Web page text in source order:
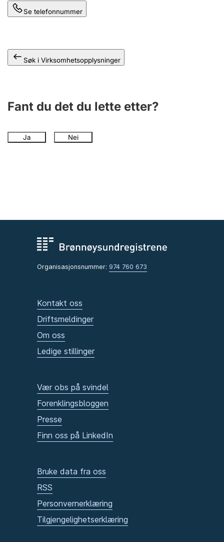
Se telefonnummer
Søk i Virksomhetsopplysninger
Fant du det du lette etter?
Ja Nei
Organisasjonsnummer: 974 760 673
Kontakt oss
Driftsmeldinger
Om oss
Ledige stillinger
Vær obs på svindel
Forenklingsbloggen
Presse
Finn oss på LinkedIn
Bruke data fra oss
RSS
Personvernerklæring
Tilgjengelighetserklæring